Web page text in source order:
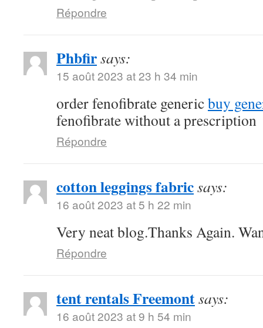
Répondre
Phbfirsays:
15 août 2023 at 23 h 34 min
order fenofibrate genericbuy
fenofibrate without a prescription
Répondre
cotton leggings fabricsays:
16 août 2023 at 5 h 22 min
Very neat blog.Thanks Again.
Répondre
tent rentals Freemontsays:
16 août 2023 at 9 h 54 min